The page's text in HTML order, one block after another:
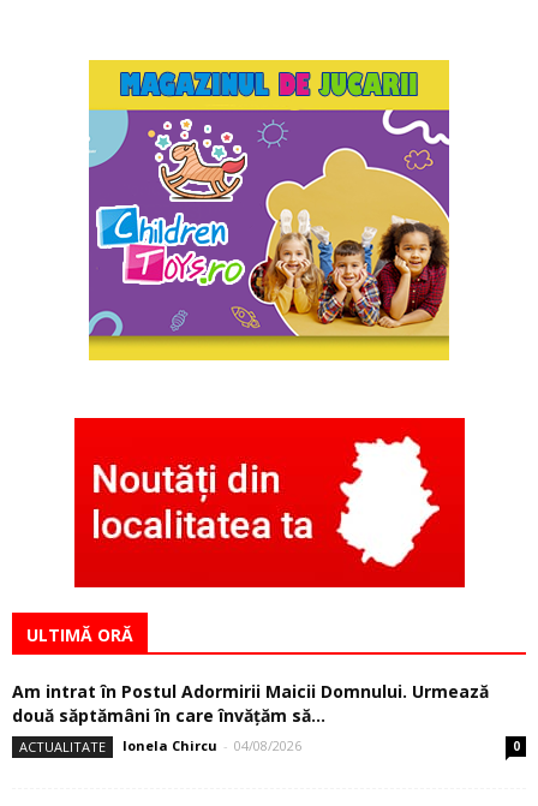
ULTIMĂ ORĂ
Am intrat în Postul Adormirii Maicii Domnului. Urmează
două săptămâni în care învăţăm să...
ACTUALITATE Ionela Chircu - 04/08/2026 0